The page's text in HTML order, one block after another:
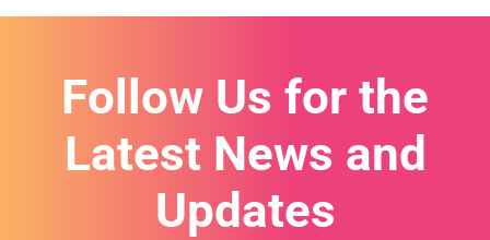
Follow Us for the
Latest News and
Updates